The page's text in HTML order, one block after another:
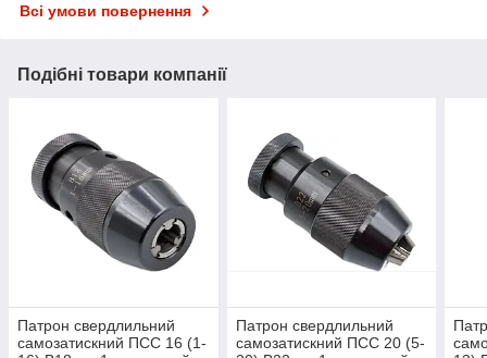
Всі умови повернення
Подібні товари компанії
Патрон свердлильний
самозатискний ПСС 16 (1-
Патрон свердлильний
самозатискний ПСС 20 (5-